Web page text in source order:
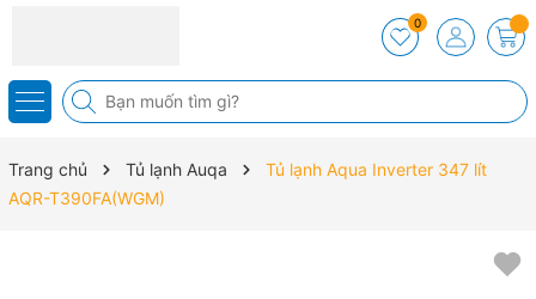
0
Trang chủ Tủ lạnh Auqa
Tủ lạnh Aqua Inverter 347 lít
AQR-T390FA(WGM)